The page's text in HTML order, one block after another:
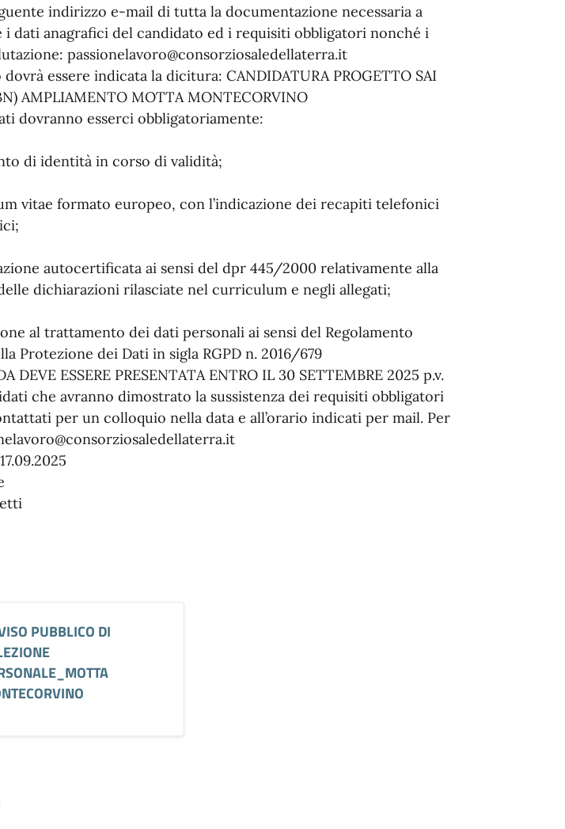
indirizzo e-mail di tutta la documentazione necessaria a
i dati anagrafici del candidato ed i requisiti obbligatori nonché i
passionelavoro@consorziosaledellaterra.it
dovrà essere indicata la dicitura: CANDIDATURA PROGETTO SAI
AMPLIAMENTO MOTTA MONTECORVINO
dovranno esserci obbligatoriamente:
di identità in corso di validità;
vitae formato europeo, con l’indicazione dei recapiti telefonici
autocertificata ai sensi del dpr 445/2000 relativamente alla
dichiarazioni rilasciate nel curriculum e negli allegati;
al trattamento dei dati personali ai sensi del Regolamento
Protezione dei Dati in sigla RGPD n. 2016/679
DEVE ESSERE PRESENTATA ENTRO IL 30 SETTEMBRE 2025 p.v.
che avranno dimostrato la sussistenza dei requisiti obbligatori
per un colloquio nella data e all’orario indicati per mail. Per
PUBBLICO DI